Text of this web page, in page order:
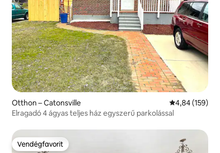
Otthon – Catonsville Átlagos
4,84 (159)
Elragadó 4 ágyas teljes ház egyszerű parkolással
Vendégfavorit
Vendégfavorit